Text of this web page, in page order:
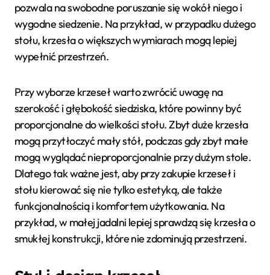
pozwala na swobodne poruszanie się wokół niego i
wygodne siedzenie. Na przykład, w przypadku dużego
stołu, krzesła o większych wymiarach mogą lepiej
wypełnić przestrzeń.
Przy wyborze krzeseł warto zwrócić uwagę na
szerokość i głębokość siedziska, które powinny być
proporcjonalne do wielkości stołu. Zbyt duże krzesła
mogą przytłoczyć mały stół, podczas gdy zbyt małe
mogą wyglądać nieproporcjonalnie przy dużym stole.
Dlatego tak ważne jest, aby przy zakupie krzeseł i
stołu kierować się nie tylko estetyką, ale także
funkcjonalnością i komfortem użytkowania. Na
przykład, w małej jadalni lepiej sprawdzą się krzesła o
smukłej konstrukcji, które nie zdominują przestrzeni.